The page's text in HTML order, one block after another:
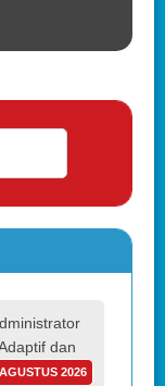
dan
2026